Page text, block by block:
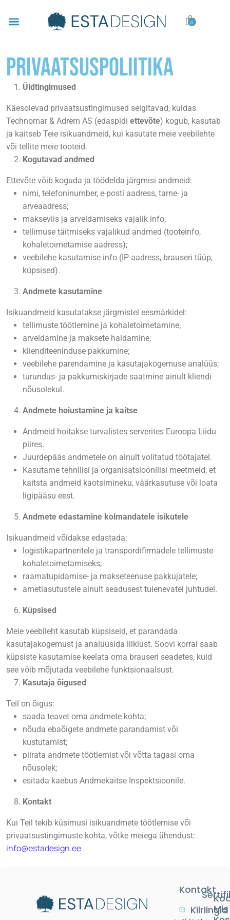
0
Privaatsuspoliitika
Üldtingimused
Käesolevad privaatsustingimused selgitavad, kuidas
Technomar & Adrem AS (edaspidi ettevõte) kogub, kasutab
ja kaitseb Teie isikuandmeid, kui kasutate meie veebilehte
või tellite meie tooteid.
Kogutavad andmed
Ettevõte võib koguda ja töödelda järgmisi andmeid:
nimi, telefoninumber, e-posti aadress, tarne- ja
arveaadress;
makseviis ja arveldamiseks vajalik info;
tellimuse täitmiseks vajalikud andmed (tooteinfo,
kohaletoimetamise aadress);
veebilehe kasutamise info (IP-aadress, brauseri tüüp,
küpsised).
Andmete kasutamine
Isikuandmeid kasutatakse järgmistel eesmärkidel:
tellimuste töötlemine ja kohaletoimetamine;
arveldamine ja maksete haldamine;
klienditeeninduse pakkumine;
veebilehe parendamine ja kasutajakogemuse analüüs;
turundus- ja pakkumiskirjade saatmine ainult kliendi
nõusolekul.
Andmete hoiustamine ja kaitse
Andmeid hoitakse turvalistes serverites Euroopa Liidu
piires.
Juurdepääs andmetele on ainult volitatud töötajatel.
Kasutame tehnilisi ja organisatsioonilisi meetmeid, et
kaitsta andmeid kaotsimineku, väärkasutuse või loata
ligipääsu eest.
Andmete edastamine kolmandatele isikutele
Isikuandmeid võidakse edastada:
logistikapartneritele ja transpordifirmadele tellimuste
kohaletoimetamiseks;
raamatupidamise- ja makseteenuse pakkujatele;
ametiasutustele ainult seadusest tulenevatel juhtudel.
Küpsised
Meie veebileht kasutab küpsiseid, et parandada
kasutajakogemust ja analüüsida liiklust. Soovi korral saab
küpsiste kasutamise keelata oma brauseri seadetes, kuid
see võib mõjutada veebilehe funktsionaalsust.
Kasutaja õigused
Teil on õigus:
saada teavet oma andmete kohta;
nõuda ebaõigete andmete parandamist või
kustutamist;
piirata andmete töötlemist või võtta tagasi oma
nõusolek;
esitada kaebus Andmekaitse Inspektsioonile.
Kontakt
Kui Teil tekib küsimusi isikuandmete töötlemise või
privaatsustingimuste kohta, võtke meiega ühendust:
info@estadesign.ee
Mis
Kontakt
Kiirlingid